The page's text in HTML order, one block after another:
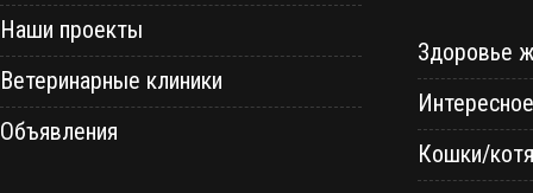
Наши проекты
Ветеринарные клиники
Объявления
Здоровье
Интересное
Кошки/